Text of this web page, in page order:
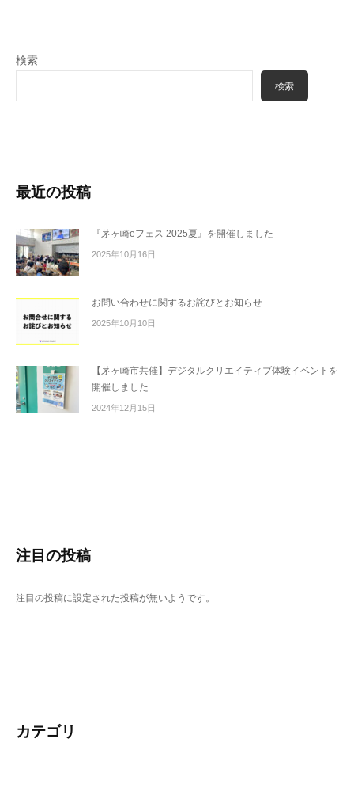
検索
検索
最近の投稿
『茅ヶ崎eフェス 2025夏』を開催しました
2025年10月16日
お問い合わせに関するお詫びとお知らせ
2025年10月10日
【茅ヶ崎市共催】デジタルクリエイティブ体験イベントを
開催しました
2024年12月15日
注目の投稿
注目の投稿に設定された投稿が無いようです。
カテゴリ